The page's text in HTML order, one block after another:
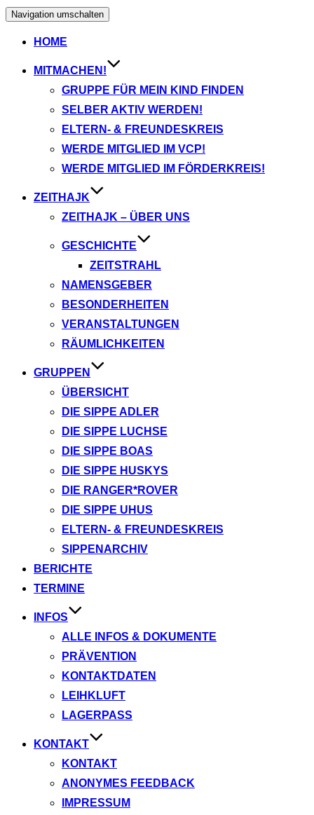
Navigation umschalten
HOME
MITMACHEN!
GRUPPE FÜR MEIN KIND FINDEN
SELBER AKTIV WERDEN!
ELTERN- & FREUNDESKREIS
WERDE MITGLIED IM VCP!
WERDE MITGLIED IM FÖRDERKREIS!
ZEITHAJK
ZEITHAJK – ÜBER UNS
GESCHICHTE
ZEITSTRAHL
NAMENSGEBER
BESONDERHEITEN
VERANSTALTUNGEN
RÄUMLICHKEITEN
GRUPPEN
ÜBERSICHT
DIE SIPPE ADLER
DIE SIPPE LUCHSE
DIE SIPPE BOAS
DIE SIPPE HUSKYS
DIE RANGER*ROVER
DIE SIPPE UHUS
ELTERN- & FREUNDESKREIS
SIPPENARCHIV
BERICHTE
TERMINE
INFOS
ALLE INFOS & DOKUMENTE
PRÄVENTION
KONTAKTDATEN
LEIHKLUFT
LAGERPASS
KONTAKT
KONTAKT
ANONYMES FEEDBACK
IMPRESSUM